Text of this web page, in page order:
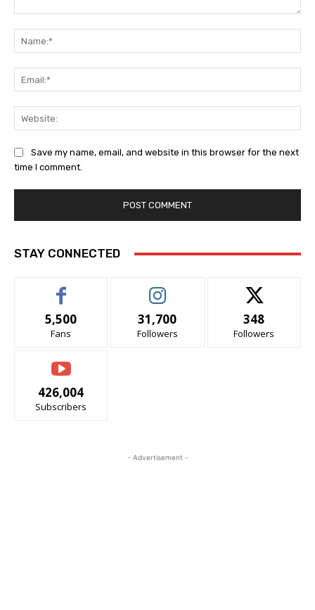
Save my name, email, and website in this browser for the next
time I comment.
STAY CONNECTED
5,500
Fans
31,700
Followers
348
Followers
426,004
Subscribers
- Advertisement -